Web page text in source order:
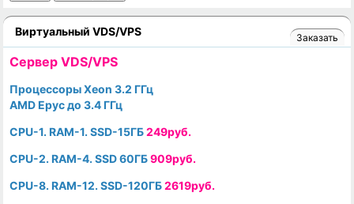
Виртуальный VDS/VPS Заказать
Cервер VDS/VPS
Процессоры Xeon 3.2 ГГц
AMD Epyc до 3.4 ГГц
CPU-1. RAM-1. SSD-15ГБ249руб.
CPU-2. RAM-4. SSD 60ГБ909руб.
CPU-8. RAM-12. SSD-120ГБ2619руб.